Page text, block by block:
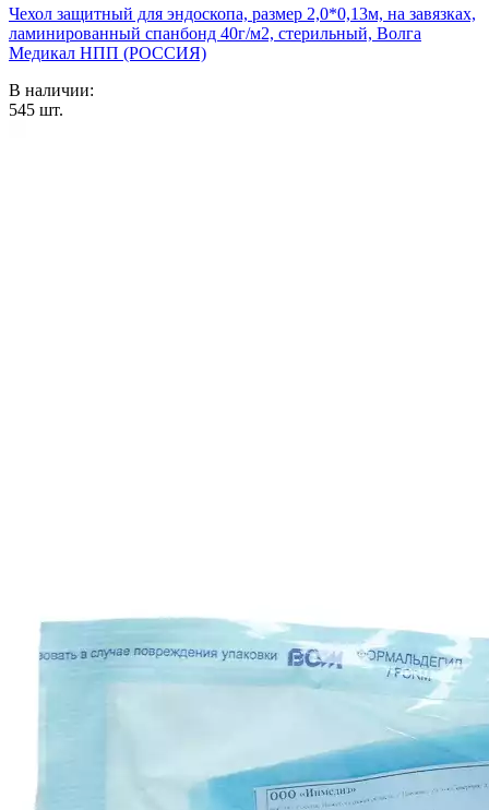
Чехол защитный для эндоскопа, размер 2,0*0,13м, на завязках,
ламинированный спанбонд 40г/м2, стерильный, Волга
Медикал НПП (РОССИЯ)
В наличии:
545 шт.